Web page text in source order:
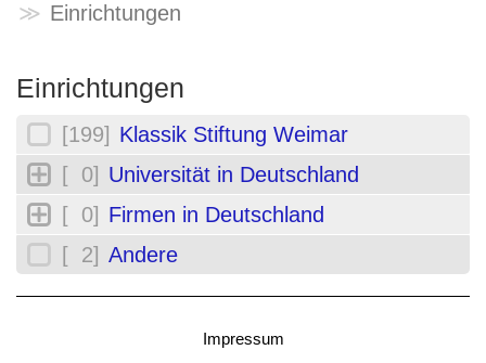
Einrichtungen
Einrichtungen
[199] Klassik Stiftung Weimar
[ 0] Universität in Deutschland
[ 0] Firmen in Deutschland
[ 2] Andere
Impressum